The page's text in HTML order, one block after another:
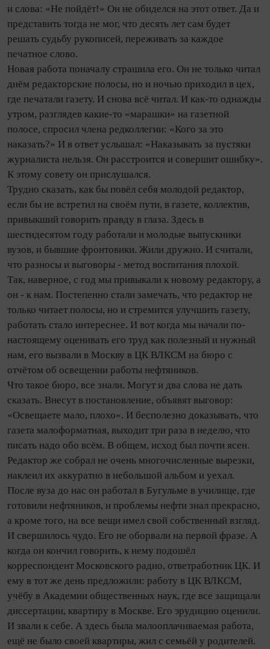
и слова: «Не пойдёт!» Он не обиделся на этот ответ. Да и
представить тогда не мог, что десять лет сам будет
решать судьбу рукописей, переживать за каждое
печатное слово.
Новая работа поначалу страшила его. Он не только читал
днём редакторские полосы, но и ночью приходил в цех,
где печатали газету. И снова всё читал. И как-то однажды
утром, разглядев какие-то «марашки» на газетной
полосе, спросил члена редколлегии: «Кого за это
наказать?» И в ответ услышал: «Наказывать за пустяки
журналиста нельзя. Он расстроится и совершит ошибку».
К этому совету он прислушался.
Трудно сказать, как бы повёл себя молодой редактор,
если бы не встретил на своём пути, в газете, коллектив,
привыкший говорить правду в глаза. Здесь в
шестидесятом году работали и молодые выпускники
вузов, и бывшие фронтовики. Жили дружно. И считали,
что разносы и выговоры - метод воспитания плохой.
Так, наверное, с год мы привыкали к новому редактору, а
он - к нам. Постепенно стали замечать, что редактор не
только читает полосы, но и стремится улучшить газету,
работать стало интереснее. И вот когда мы начали по-
настоящему оценивать его труд как полезный и нужный
нам, его вызвали в Москву в ЦК ВЛКСМ на бюро с
отчётом об освещении работы нефтяников.
Что такое бюро, все знали. Могут и два слова не дать
сказать. Внесут в постановление, объявят выговор:
«Освещаете мало, плохо». И бесполезно доказывать, что
газета малоформатная, выходит три раза в неделю, что
писать надо обо всём. В общем, исход был почти ясен.
Редактор же собрал не очень многочисленные вырезки,
наклеил их аккуратно в небольшой альбом и уехал.
После вуза до нас он работал в Бугульме в училище, где
готовили нефтяников, и проблемы нефти знал прекрасно,
а кроме того, на все вещи имел свой собственный взгляд.
И свершилось чудо. Его не оборвали на первой фразе. А
когда он кончил говорить, к нему подошёл
корреспондент Московского радио, ответработник ЦК. И
ему в тот же день предложили: работу в ЦК ВЛКСМ,
учёбу в Академии общественных наук, где все защищали
диссертации, квартиру в Москве. Его эрудицию оценили.
И звали к себе. А здесь была малооплачиваемая работа,
ещё не было своей квартиры, жил с семьёй у родителей.